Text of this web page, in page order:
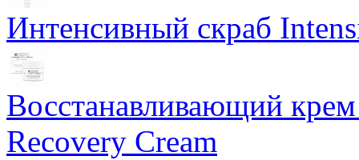
Интенсивный скраб
Восстанавливающий
Recovery Cream